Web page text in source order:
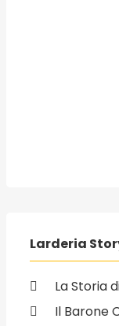
Larderia
La Storia
Il Barone